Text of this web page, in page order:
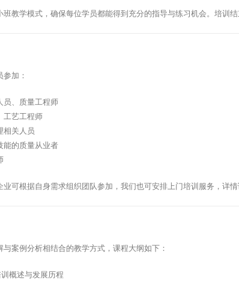
教学模式，确保每位学员都能得到充分的指导与练习机会。培训
加：
员、质量工程师
工艺工程师
相关人员
能的质量从业者
可根据自身需求组织团队参加，我们也可安排上门培训服务，详情
案例分析相结合的教学方式，课程大纲如下：
概述与发展历程